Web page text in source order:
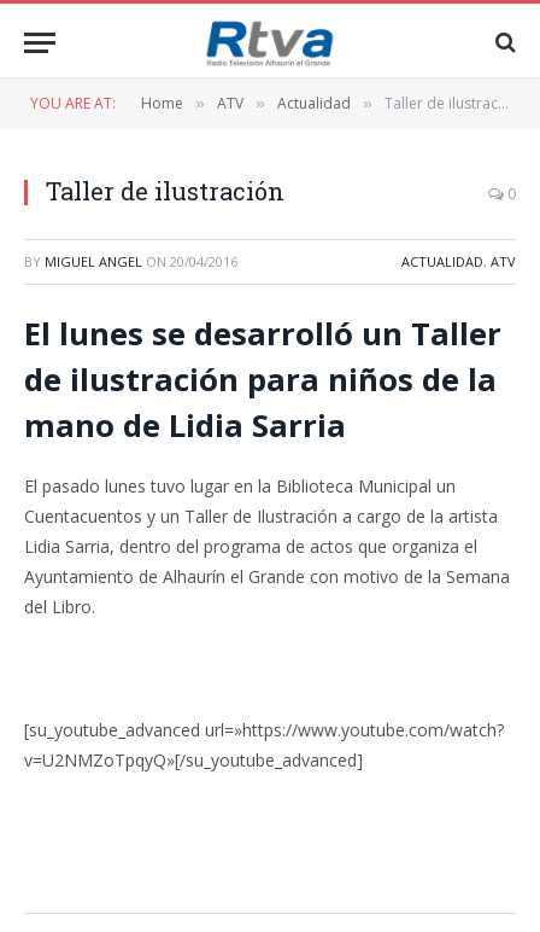
YOU ARE AT: Home » ATV » Actualidad » Taller de ilustración
Taller de ilustración 0
BY MIGUEL ANGEL ON 20/04/2016 ACTUALIDAD, ATV
El lunes se desarrolló un Taller
de ilustración para niños de la
mano de Lidia Sarria
El pasado lunes tuvo lugar en la Biblioteca Municipal un
Cuentacuentos y un Taller de Ilustración a cargo de la artista
Lidia Sarria, dentro del programa de actos que organiza el
Ayuntamiento de Alhaurín el Grande con motivo de la Semana
del Libro.
[su_youtube_advanced url=»https://www.youtube.com/watch?
v=U2NMZoTpqyQ»[/su_youtube_advanced]